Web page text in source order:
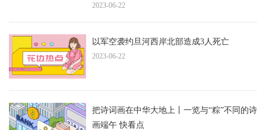
2023-06-22
以军空袭约旦河西岸北部造成3人死亡
2023-06-22
把诗词画在中华大地上丨一览与“粽”不同的诗
画端午 快看点